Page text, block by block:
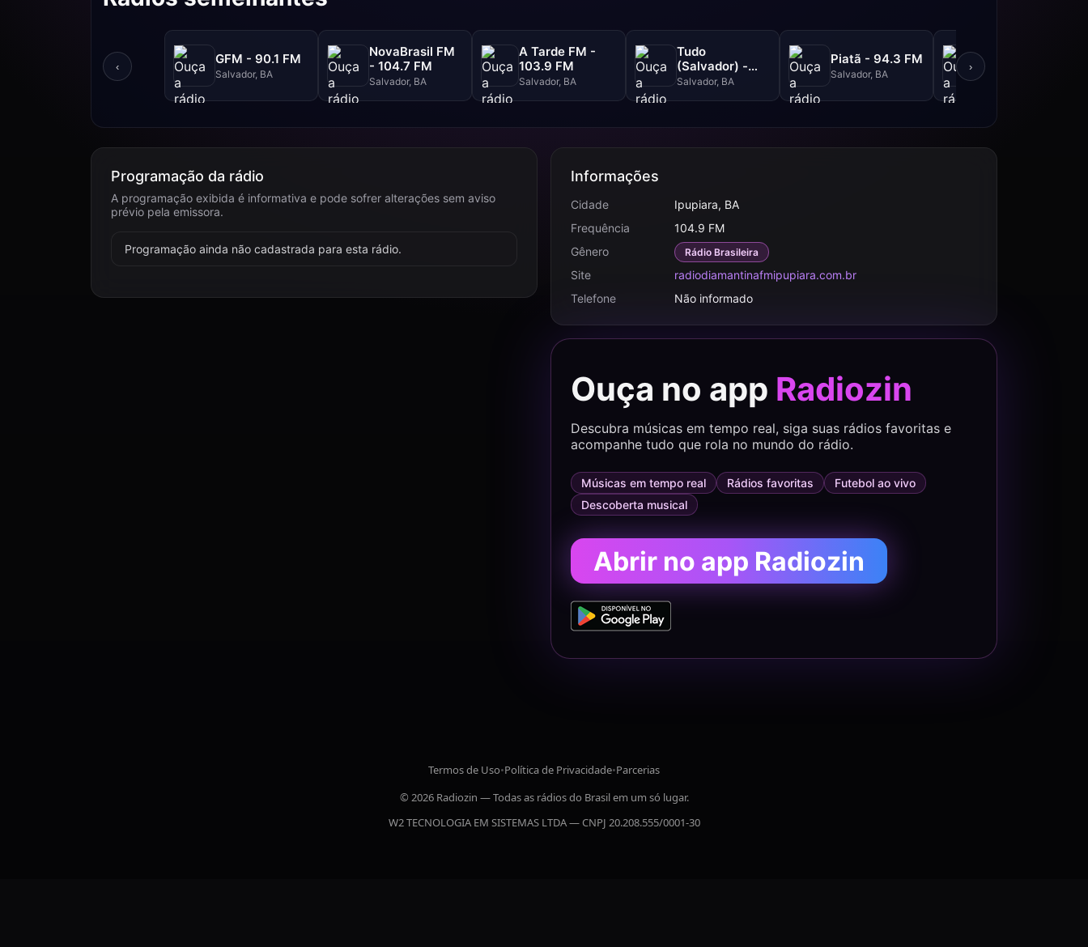
‹
GFM - 90.1 FM
Salvador, BA
NovaBrasil FM
- 104.7 FM
Salvador, BA
A Tarde FM -
103.9 FM
Salvador, BA
Tudo
(Salvador) -
102.5 FM
Salvador, BA
Piatã - 94.3 FM
Salvador, BA
101.3 FM
›
Programação da rádio
A programação exibida é informativa e pode sofrer alterações sem aviso
prévio pela emissora.
Programação ainda não cadastrada para esta rádio.
Informações
Cidade
Ipupiara, BA
Frequência
104.9 FM
Gênero
Rádio Brasileira
Site
radiodiamantinafmipupiara.com.br
Telefone
Não informado
Ouça no app Radiozin
Descubra músicas em tempo real, siga suas rádios favoritas e
acompanhe tudo que rola no mundo do rádio.
Músicas em tempo real Rádios favoritas
Futebol ao vivo
Descoberta musical
Abrir no app Radiozin
Termos de Uso•Política de Privacidade•Parcerias
© 2026 Radiozin — Todas as rádios do Brasil em um só lugar.
W2 TECNOLOGIA EM SISTEMAS LTDA — CNPJ 20.208.555/0001-30